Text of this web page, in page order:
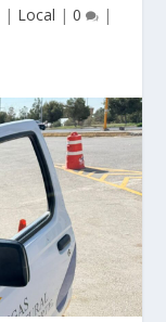
| Local | 0 |